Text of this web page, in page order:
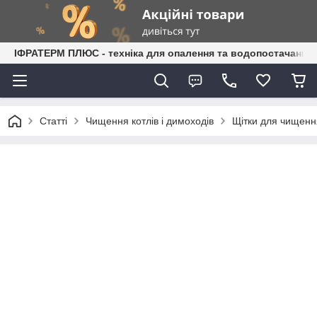
ІФРАТЕРМ ПЛЮС - техніка для опалення та водопостачання
Статті Чищення котлів і димоходів Щітки для